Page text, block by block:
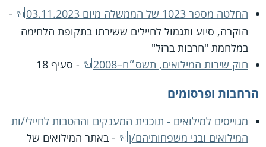
החלטה מספר 1023 של הממשלה מיום 03.11.2023
-
הוקרה, סיוע ותגמול לחיילים ששירתו בתקופת הלחימה
במלחמת "חרבות ברזל"
חוק שירות המילואים, תשס״ח–2008
- סעיף 18
הרחבות ופרסומים
מגוייסים למילואים - תוכנית המענקים וההטבות לחיילי/ות
המילואים ובני משפחותיהם/ן
- באתר המילואים של